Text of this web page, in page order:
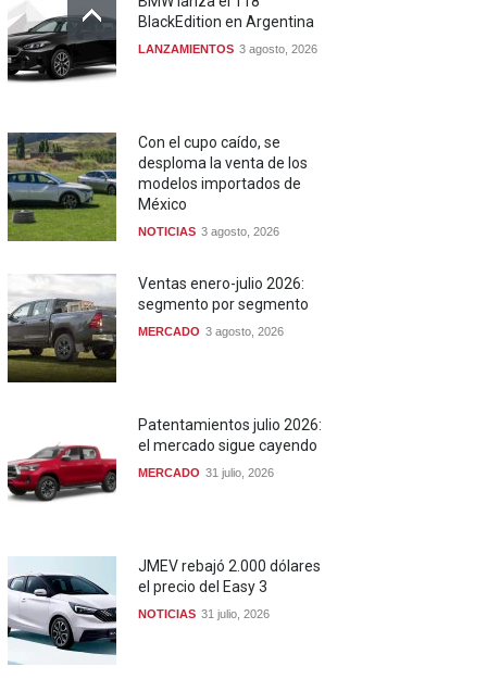
BlackEdition en Argentina
LANZAMIENTOS 3 agosto, 2026
Con el cupo caído, se
desploma la venta de los
modelos importados de
México
NOTICIAS 3 agosto, 2026
Ventas enero-julio 2026:
segmento por segmento
MERCADO 3 agosto, 2026
Patentamientos julio 2026:
el mercado sigue cayendo
MERCADO 31 julio, 2026
JMEV rebajó 2.000 dólares
el precio del Easy 3
NOTICIAS 31 julio, 2026